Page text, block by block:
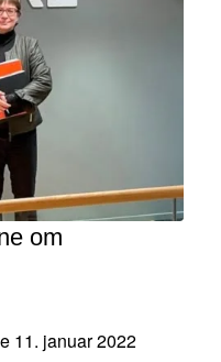
om
11. januar 2022